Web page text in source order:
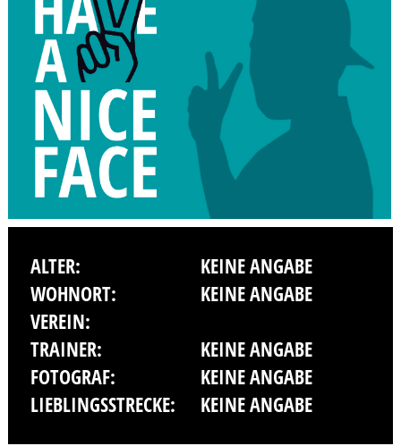
ALTER:
KEINE ANGABE
WOHNORT:
KEINE ANGABE
VEREIN:
TRAINER:
KEINE ANGABE
FOTOGRAF:
KEINE ANGABE
LIEBLINGSSTRECKE:
KEINE ANGABE